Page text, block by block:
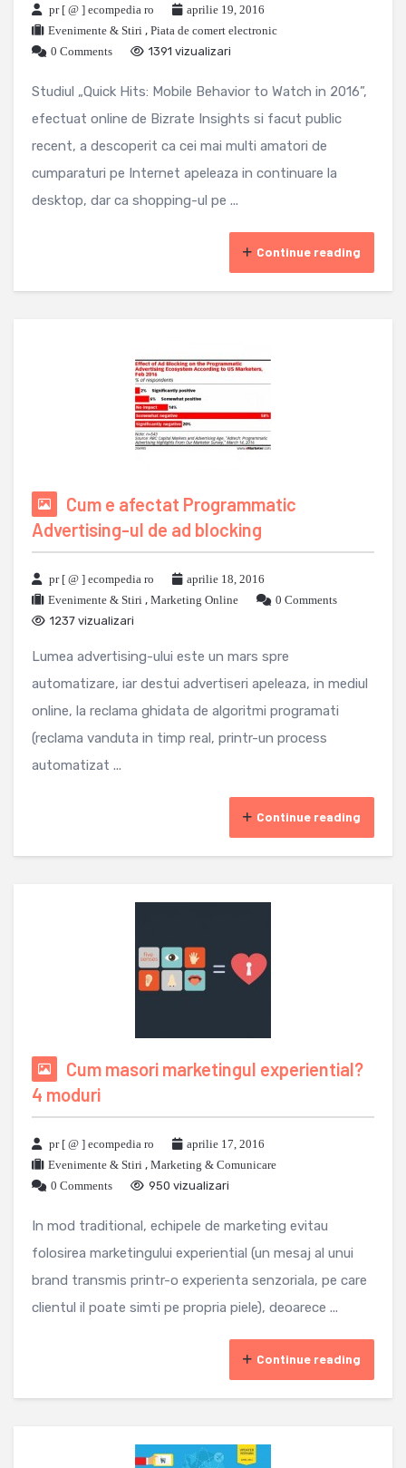
pr [ @ ] ecompedia ro
aprilie 19, 2016
Evenimente & Stiri , Piata de comert electronic
0 Comments
1391 vizualizari
Studiul „Quick Hits: Mobile Behavior to Watch in 2016”,
efectuat online de Bizrate Insights si facut public
recent, a descoperit ca cei mai multi amatori de
cumparaturi pe Internet apeleaza in continuare la
desktop, dar ca shopping-ul pe ...
Continue reading
Cum e afectat Programmatic
Advertising-ul de ad blocking
pr [ @ ] ecompedia ro
aprilie 18, 2016
Evenimente & Stiri , Marketing Online
0 Comments
1237 vizualizari
Lumea advertising-ului este un mars spre
automatizare, iar destui advertiseri apeleaza, in mediul
online, la reclama ghidata de algoritmi programati
(reclama vanduta in timp real, printr-un process
automatizat ...
Continue reading
Cum masori marketingul experiential?
4 moduri
pr [ @ ] ecompedia ro
aprilie 17, 2016
Evenimente & Stiri , Marketing & Comunicare
0 Comments
950 vizualizari
In mod traditional, echipele de marketing evitau
folosirea marketingului experiential (un mesaj al unui
brand transmis printr-o experienta senzoriala, pe care
clientul il poate simti pe propria piele), deoarece ...
Continue reading